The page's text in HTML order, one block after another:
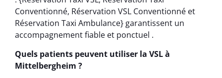
Conventionné, Réservation VSL Conventionné et
Réservation Taxi Ambulance} garantissent un
accompagnement fiable et ponctuel .
Quels patients peuvent utiliser la VSL à
Mittelbergheim ?